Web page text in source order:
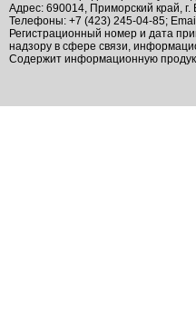
Адрес: 690014, Приморский край,
Телефоны: +7 (423) 245-04-85;
Регистрационный номер и дата
надзору в сфере связи,
Содержит информационную